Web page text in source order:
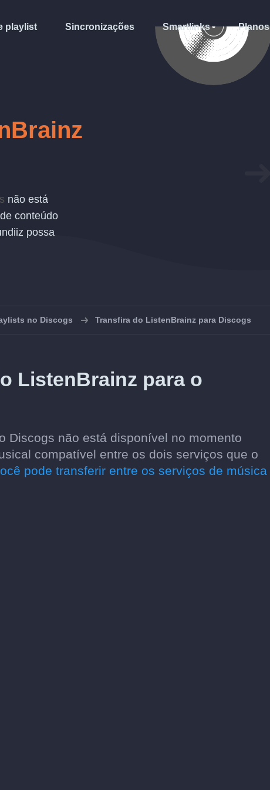
playlist Sincronizações Smartlinks Planos
não está
conteúdo
possa
no Discogs Transfira do ListenBrainz para Discogs
ListenBrainz para o
Discogs não está disponível no momento
compatível entre os dois serviços que o
pode transferir entre os serviços de música